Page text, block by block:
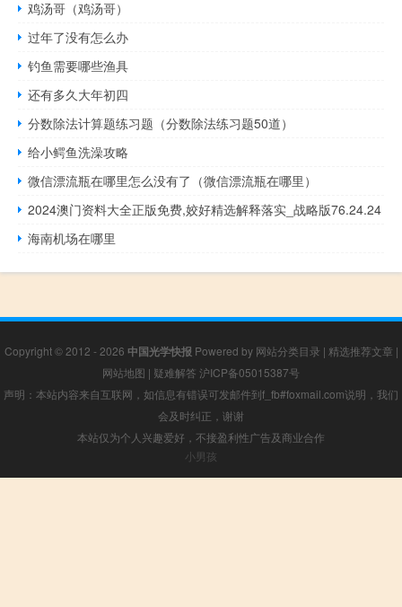
鸡汤哥（鸡汤哥）
过年了没有怎么办
钓鱼需要哪些渔具
还有多久大年初四
分数除法计算题练习题（分数除法练习题50道）
给小鳄鱼洗澡攻略
微信漂流瓶在哪里怎么没有了（微信漂流瓶在哪里）
2024澳门资料大全正版免费,姣好精选解释落实_战略版76.24.24
海南机场在哪里
Copyright © 2012 - 2026 中国光学快报 Powered by 网站分类目录 | 精选推荐文章 |
网站地图 | 疑难解答 沪ICP备05015387号
声明：本站内容来自互联网，如信息有错误可发邮件到f_fb#foxmail.com说明，我们
会及时纠正，谢谢
本站仅为个人兴趣爱好，不接盈利性广告及商业合作
小男孩